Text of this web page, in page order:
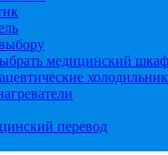
медицинский шкаф
перевод